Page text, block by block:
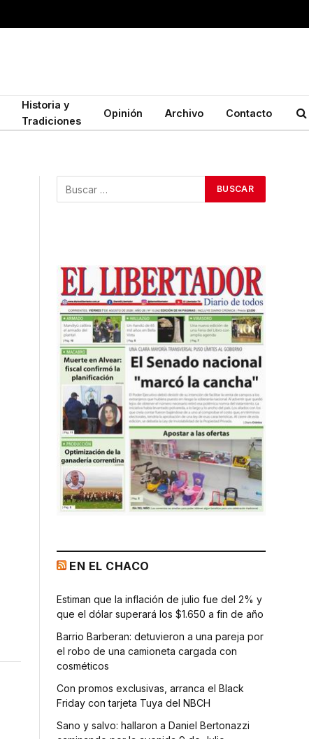
Historia y
Tradiciones
Opinión Archivo Contacto
EN EL CHACO
Estiman que la inflación de julio fue del 2% y
que el dólar superará los $1.650 a fin de año
Barrio Barberan: detuvieron a una pareja por
el robo de una camioneta cargada con
cosméticos
Con promos exclusivas, arranca el Black
Friday con tarjeta Tuya del NBCH
Sano y salvo: hallaron a Daniel Bertonazzi